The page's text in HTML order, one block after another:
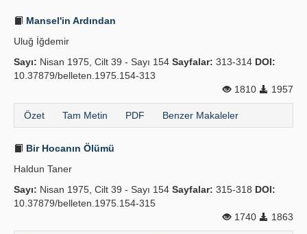
Mansel'in Ardından
Uluğ İğdemir
Sayı: Nisan 1975, Cilt 39 - Sayı 154 Sayfalar: 313-314 DOI:
10.37879/belleten.1975.154-313
1810
1957
Özet Tam Metin PDF Benzer Makaleler
Bir Hocanın Ölümü
Haldun Taner
Sayı: Nisan 1975, Cilt 39 - Sayı 154 Sayfalar: 315-318 DOI:
10.37879/belleten.1975.154-315
1740
1863